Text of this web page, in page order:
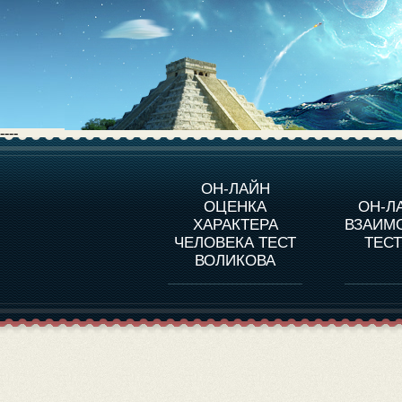
----
ОН-ЛАЙН
ОЦЕНКА
ХАРАКТЕРА
ЧЕЛОВЕКА ТЕСТ
ВОЛИКОВА
ОН-
О ПРОГРАММЕ
ОЦЕНКА ХАРАКТЕРA
ЧЕЛОВЕКА
ОЦЕНКА ХАРАКТЕРА
ВЫДАЮЩИХСЯ
ЛИЧНОСТЕЙ